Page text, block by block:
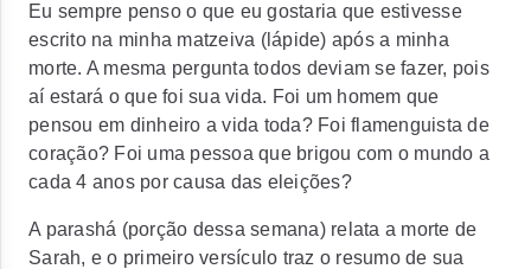
Eu sempre penso o que eu gostaria que estivesse
escrito na minha matzeiva (lápide) após a minha
morte. A mesma pergunta todos deviam se fazer, pois
aí estará o que foi sua vida. Foi um homem que
pensou em dinheiro a vida toda? Foi flamenguista de
coração? Foi uma pessoa que brigou com o mundo a
cada 4 anos por causa das eleições?
A parashá (porção dessa semana) relata a morte de
Sarah, e o primeiro versículo traz o resumo de sua